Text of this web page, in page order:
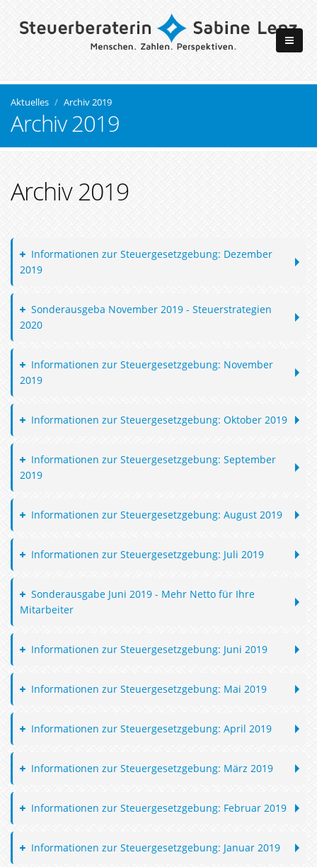
Aktuelles Archiv 2019
Archiv 2019
Archiv 2019
Informationen zur Steuergesetzgebung: Dezember
2019
Sonderausgeba November 2019 - Steuerstrategien
2020
Informationen zur Steuergesetzgebung: November
2019
Informationen zur Steuergesetzgebung: Oktober 2019
Informationen zur Steuergesetzgebung: September
2019
Informationen zur Steuergesetzgebung: August 2019
Informationen zur Steuergesetzgebung: Juli 2019
Sonderausgabe Juni 2019 - Mehr Netto für Ihre
Mitarbeiter
Informationen zur Steuergesetzgebung: Juni 2019
Informationen zur Steuergesetzgebung: Mai 2019
Informationen zur Steuergesetzgebung: April 2019
Informationen zur Steuergesetzgebung: März 2019
Informationen zur Steuergesetzgebung: Februar 2019
Informationen zur Steuergesetzgebung: Januar 2019